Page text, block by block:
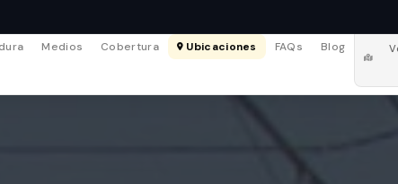
Medios Cobertura Ubicaciones FAQs Blog